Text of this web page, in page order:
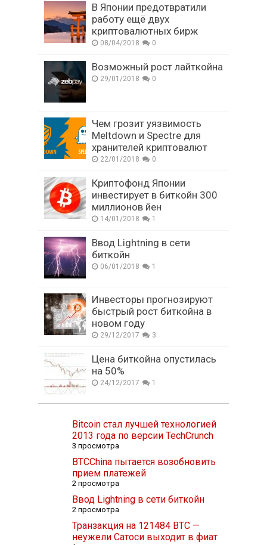
В Японии предотвратили
работу ещё двух
криптовалютных бирж
08/04/2018 0
Возможный рост лайткойна
29/01/2018 0
Чем грозит уязвимость
Meltdown и Spectre для
хранителей криптовалют
22/01/2018 0
Криптофонд Японии
инвестирует в биткойн 300
миллионов йен
14/01/2018 1
Ввод Lightning в сети
биткойн
06/01/2018 1
Инвесторы прогнозируют
быстрый рост биткойна в
новом году
29/12/2017 3
Цена биткойна опустилась
на 50%
24/12/2017 1
Bitcoin стал лучшей технологией
2013 года по версии TechCrunch
3 просмотра
BTCChina пытается возобновить
прием платежей
2 просмотра
Ввод Lightning в сети биткойн
2 просмотра
Транзакция на 121484 BTC —
неужели Сатоси выходит в фиат